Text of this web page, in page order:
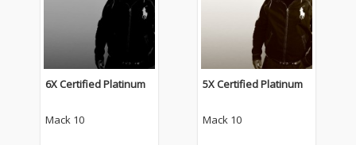
6X Certified Platinum
Mack 10
5X Certified Platinum
Mack 10